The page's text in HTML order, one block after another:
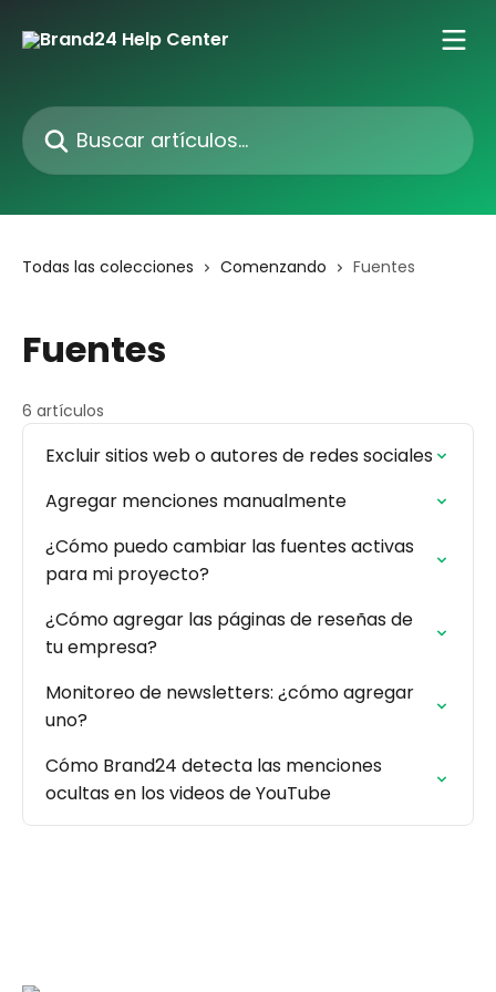
Buscar artículos...
Todas las colecciones Comenzando Fuentes
Fuentes
6 artículos
Excluir sitios web o autores de redes sociales
Agregar menciones manualmente
¿Cómo puedo cambiar las fuentes activas
para mi proyecto?
¿Cómo agregar las páginas de reseñas de
tu empresa?
Monitoreo de newsletters: ¿cómo agregar
uno?
Cómo Brand24 detecta las menciones
ocultas en los videos de YouTube